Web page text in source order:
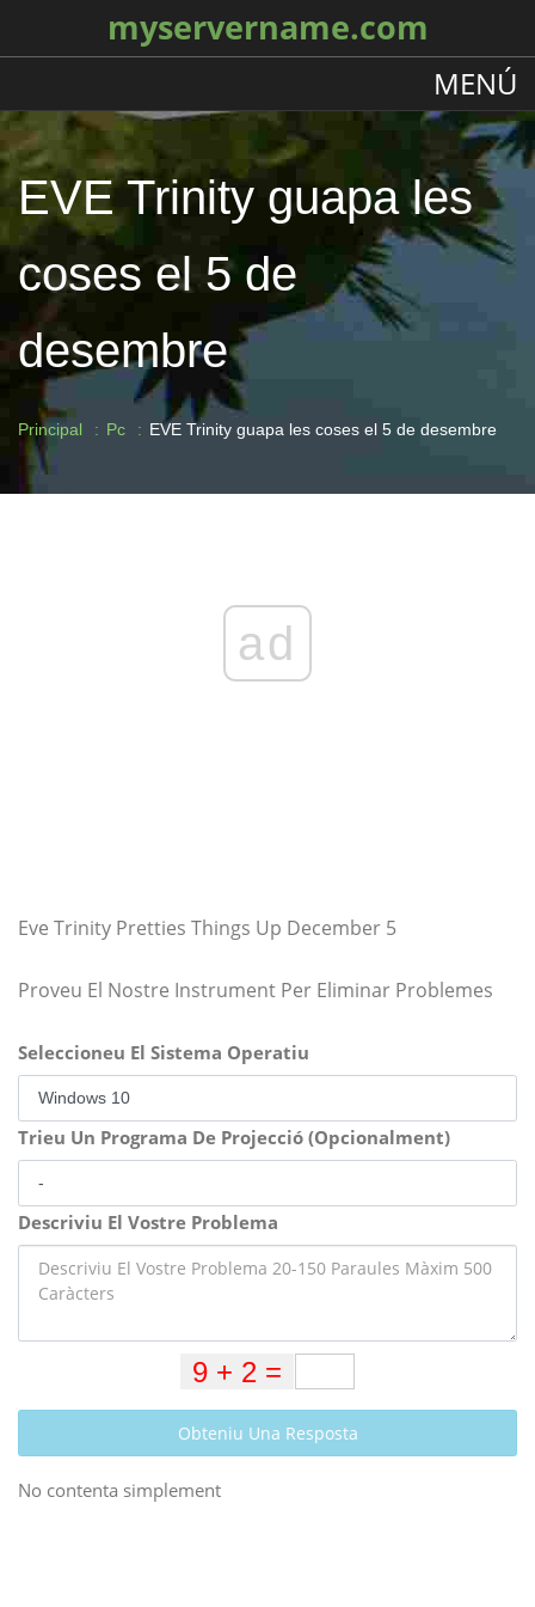
myservername.com
MENÚ
EVE Trinity guapa les
coses el 5 de
desembre
Principal Pc EVE Trinity guapa les coses el 5 de desembre
ad
Eve Trinity Pretties Things Up December 5
Proveu El Nostre Instrument Per Eliminar Problemes
Seleccioneu El Sistema Operatiu
Trieu Un Programa De Projecció (Opcionalment)
Descriviu El Vostre Problema
Obteniu Una Resposta
No contenta simplement